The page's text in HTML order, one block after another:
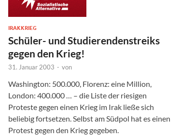
IRAKKRIEG
Schüler- und Studierendenstreiks
gegen den Krieg!
31. Januar 2003 - von
Washington: 500.000, Florenz: eine Million,
London: 400.000 … – die Liste der riesigen
Proteste gegen einen Krieg im Irak ließe sich
beliebig fortsetzen. Selbst am Südpol hat es einen
Protest gegen den Krieg gegeben.